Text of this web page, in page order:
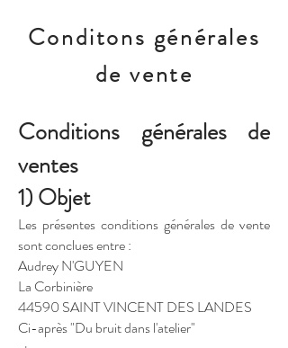
Conditons générales
de vente
Conditions générales de
ventes
1) Objet
Les présentes conditions générales de vente
sont conclues entre :
Audrey N'GUYEN
La Corbinière
44590 SAINT VINCENT DES LANDES
Ci-après "Du bruit dans l'atelier"